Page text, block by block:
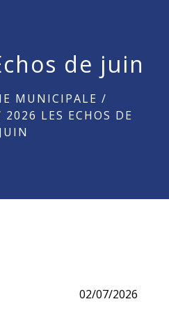
de juin
MUNICIPALE /
2026 LES ECHOS DE
JUIN
02/07/2026